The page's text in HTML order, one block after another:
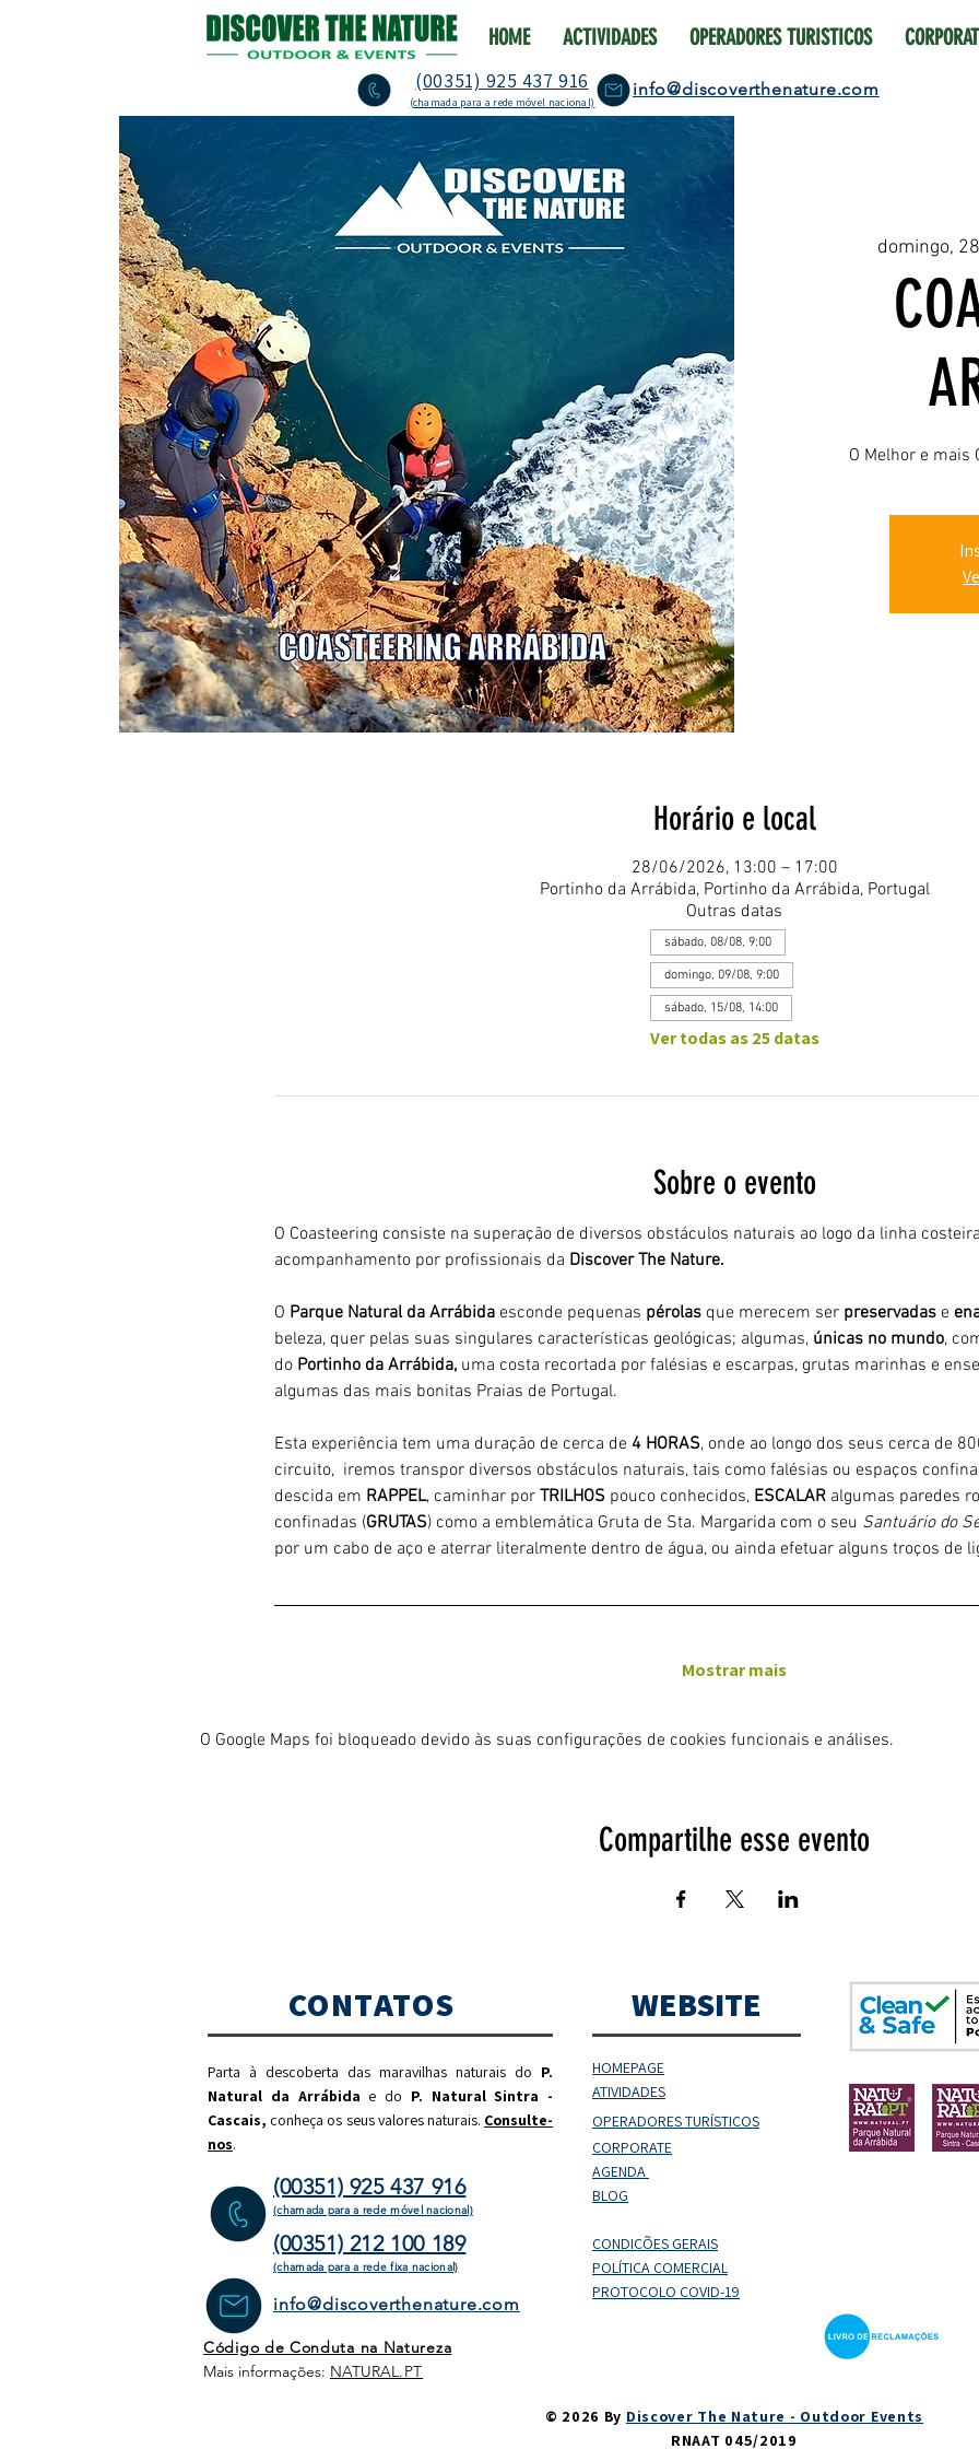
HOME ACTIVIDADES OPERADORES TURISTICOS
(00351) 925 437 916
(chamada para a rede móvel nacional)
info@discoverthenature.com
domingo,
O Melhor e mais
Horário e local
28/06/2026, 13:00 – 17:00
Portinho da Arrábida, Portinho da Arrábida, Portugal
Outras datas
sábado, 08/08, 9:00
domingo, 09/08, 9:00
sábado, 15/08, 14:00
Ver todas as 25 datas
Sobre o evento
O Coasteering consiste na superação de diversos obstáculos naturais ao logo da linha
acompanhamento por profissionais da Discover The Nature.
O Parque Natural da Arrábida esconde pequenas pérolas que merecem ser preservadas e
beleza, quer pelas suas singulares características geológicas; algumas, únicas no mundo,
do Portinho da Arrábida, uma costa recortada por falésias e escarpas, grutas marinhas e
algumas das mais bonitas Praias de Portugal.
Esta experiência tem uma duração de cerca de 4 HORAS, onde ao longo dos seus cerca de
circuito,  iremos transpor diversos obstáculos naturais, tais como falésias ou espaços
descida em RAPPEL, caminhar por TRILHOS pouco conhecidos, ESCALAR algumas paredes
confinadas (GRUTAS) como a emblemática Gruta de Sta. Margarida com o seu Santuário do
por um cabo de aço e aterrar literalmente dentro de água, ou ainda efetuar alguns troços de
Mostrar mais
O Google Maps foi bloqueado devido às suas configurações de cookies funcionais e análises.
Compartilhe esse evento
CONTATOS
Parta à descoberta das maravilhas naturais do P.
Natural da Arrábida e do P. Natural Sintra -
Cascais, conheça os seus valores naturais. Consulte-
nos.
(00351) 925 437 916
(chamada para a rede móvel nacional)
(00351) 212 100 189
(chamada para a rede fixa nacional)
info@discoverthenature.com
Código de Conduta na Natureza
Mais informações: NATURAL.PT
WEBSITE
HOMEPAGE
ATIVIDADES
OPERADORESTURÍSTICOS
CORPORATE
AGENDA
BLOG
CONDIÇÕES GERAIS
POLÍTICA COMERCIAL
PROTOCOLO COVID-19
© 2026 By Discover The Nature - Outdoor Events
RNAAT 045/2019